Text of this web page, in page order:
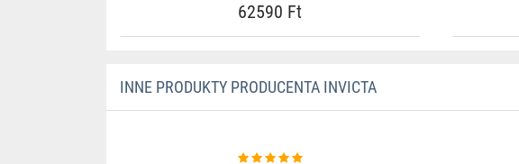
62590 Ft
INNE PRODUKTY PRODUCENTA INVICTA